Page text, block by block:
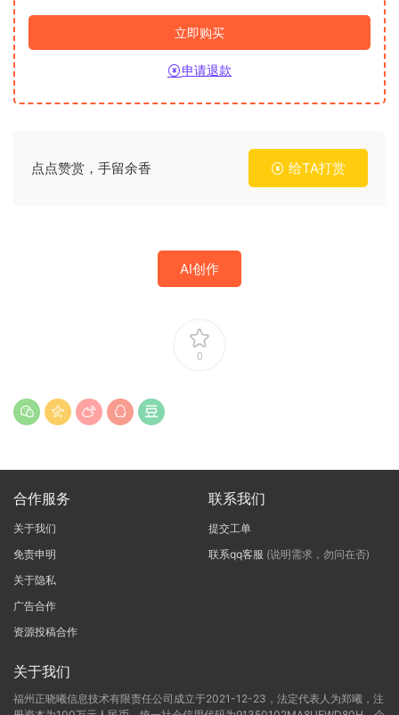
立即购买
申请退款
点点赞赏，手留余香 给TA打赏
AI创作
0
合作服务
关于我们
免责申明
关于隐私
广告合作
资源投稿合作
联系我们
提交工单
联系qq客服 (说明需求，勿问在否)
关于我们
福州正晓曦信息技术有限责任公司成立于2021-12-23，法定代表人为郑曦，注